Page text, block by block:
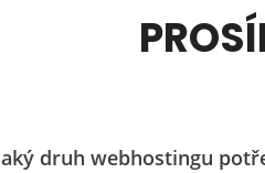
Jaký druh webhostingu